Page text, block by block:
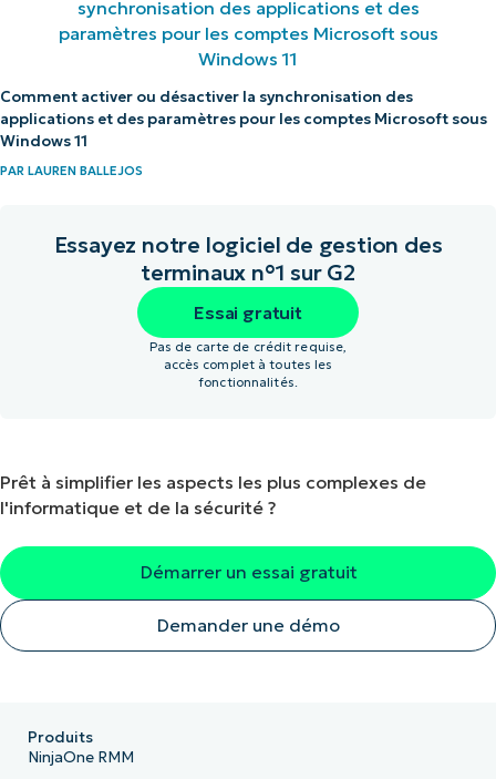
Comment activer ou désactiver la synchronisation des
applications et des paramètres pour les comptes Microsoft sous
Windows 11
PAR LAUREN BALLEJOS
Essayez notre logiciel de gestion des
terminaux n°1 sur G2
Essai gratuit
Pas de carte de crédit requise,
accès complet à toutes les
fonctionnalités.
Prêt à simplifier les aspects les plus complexes de
l'informatique et de la sécurité ?
Démarrer un essai gratuit
Demander une démo
Produits
NinjaOne RMM